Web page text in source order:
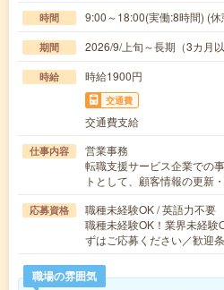
時間 9:00～18:00(実働:8時間) (休
期間 2026/9/上旬～長期（3カ月
時給 時給1900円
交通費
交通費支給
仕事内容
営業事務
転職支援サービス企業での
トとして、顧客情報の更新
応募資格
職種未経験OK / 英語力不要
職種未経験OK！業界未経験
ずはご応募ください／歓迎
職場の雰囲気